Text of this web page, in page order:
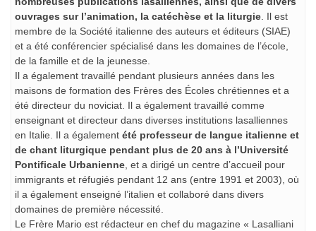
ouvrages sur l’animation, la catéchèse et la liturgie . Il est
membre de la Société italienne des auteurs et éditeurs (SIAE)
et a été conférencier spécialisé dans les domaines de l’école,
de la famille et de la jeunesse.
Il a également travaillé pendant plusieurs années dans les
maisons de formation des Frères des Écoles chrétiennes et a
été directeur du noviciat. Il a également travaillé comme
enseignant et directeur dans diverses institutions lasalliennes
en Italie. Il a également été professeur de langue italienne et
de chant liturgique pendant plus de 20 ans à l’Université
Pontificale Urbanienne , et a dirigé un centre d’accueil pour
immigrants et réfugiés pendant 12 ans (entre 1991 et 2003), où
il a également enseigné l’italien et collaboré dans divers
domaines de première nécessité.
Le Frère Mario est rédacteur en chef du magazine « Lasalliani